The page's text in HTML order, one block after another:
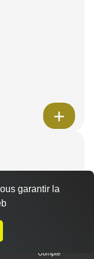
Compte
garantir la